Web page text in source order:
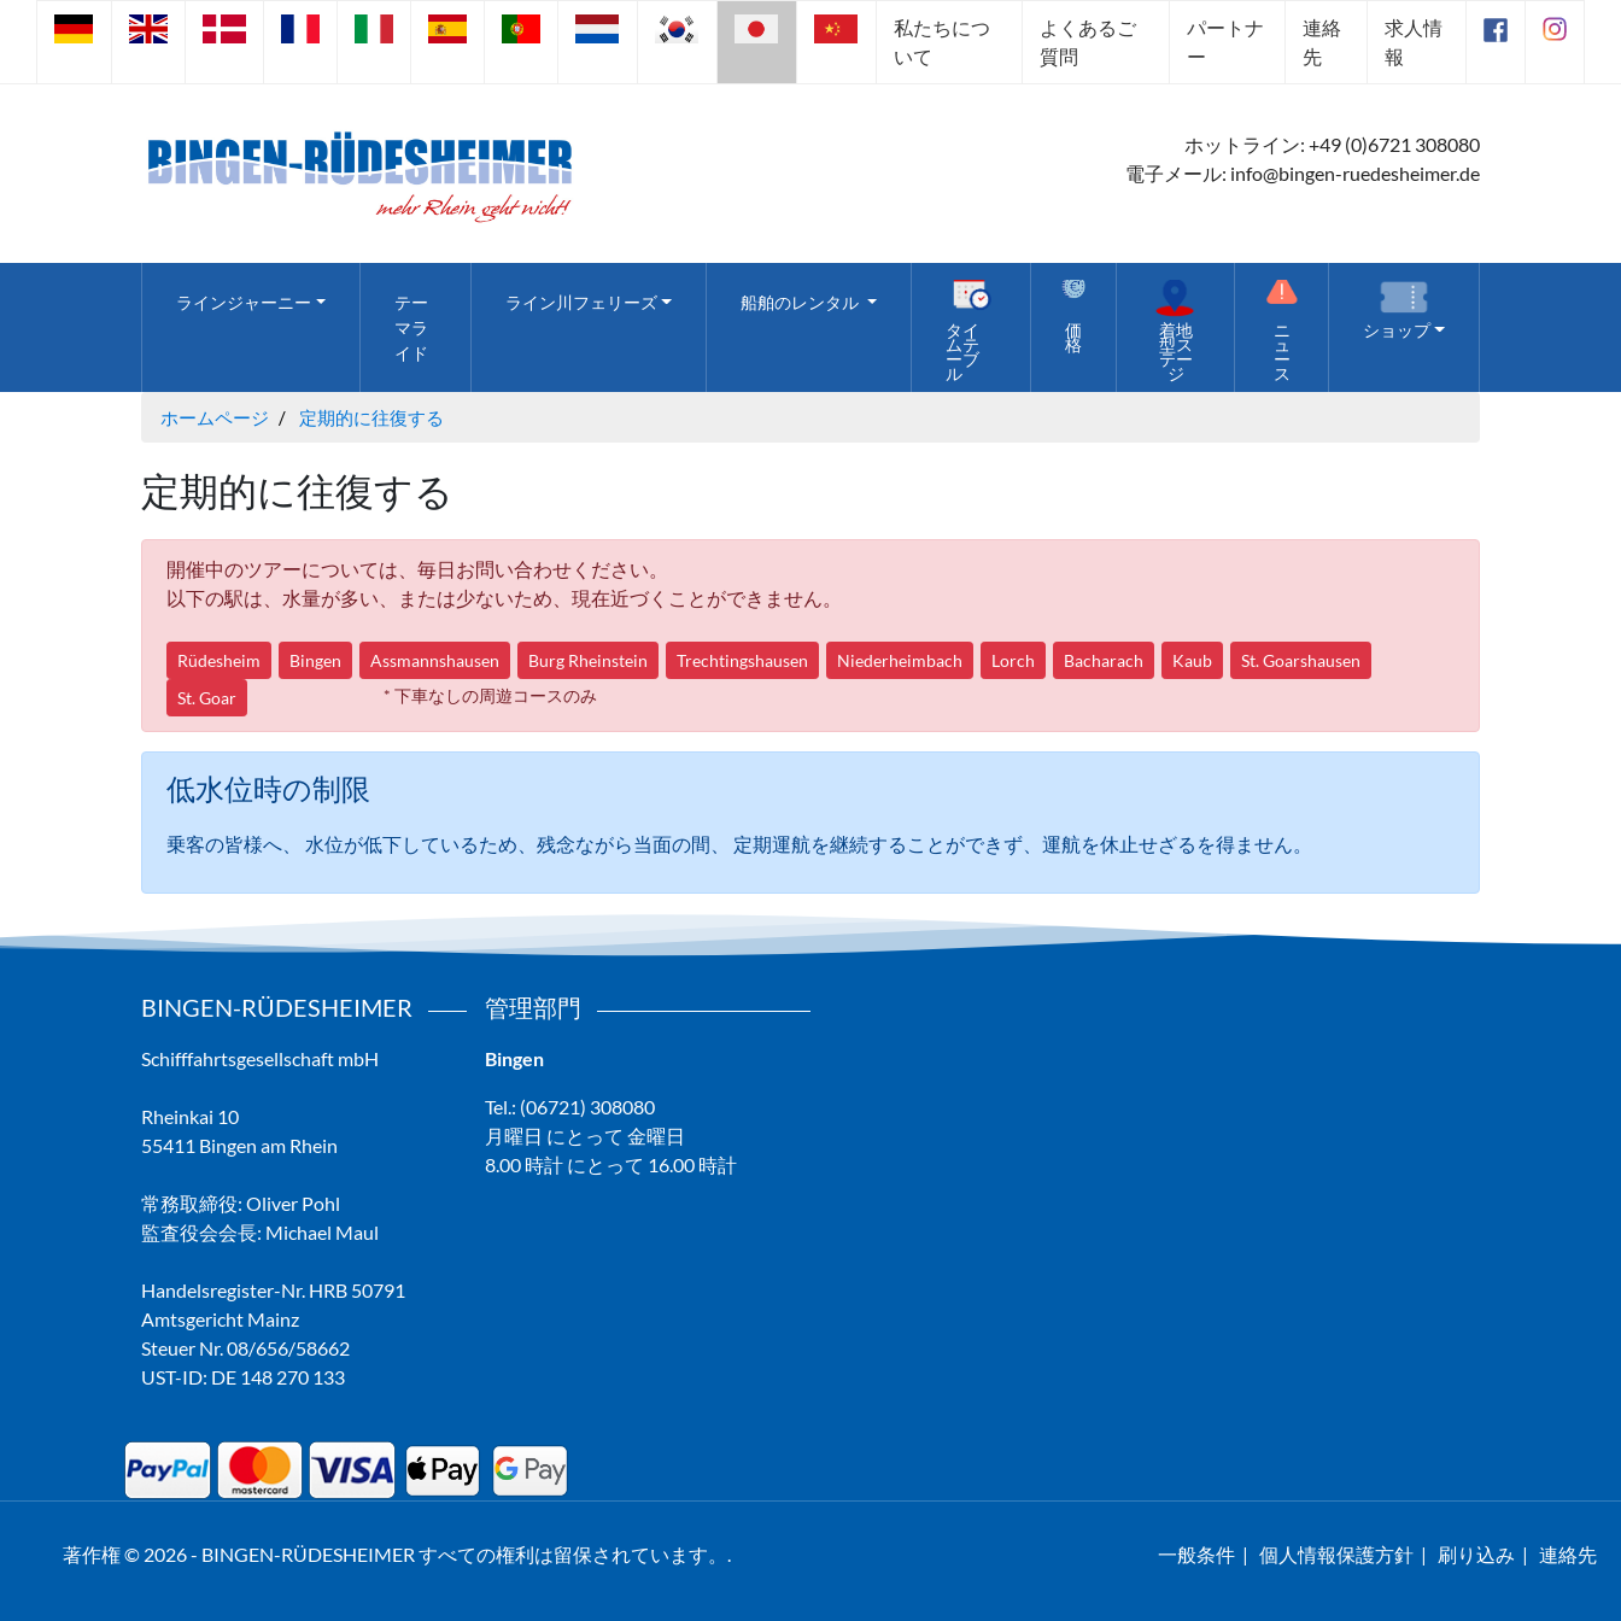
私たちにつ
いて
よくあるご
質問
パートナ
ー
連絡
先
求人情
報
ホットライン: +49 (0)6721 308080
電子メール: info@bingen-ruedesheimer.de
ラインジャーニー
テー
マラ
イド
ライン川フェリーズ
船舶のレンタル
タイ
ムテ
ーブ
ル
価
格
着地
型ス
テー
ジ
ニ
ュ
ー
ス
ショップ
ホームページ 定期的に往復する
定期的に往復する
開催中のツアーについては、毎日お問い合わせください。
以下の駅は、水量が多い、または少ないため、現在近づくことができません。
Rüdesheim Bingen Assmannshausen Burg Rheinstein Trechtingshausen Niederheimbach Lorch Bacharach Kaub
St. Goarshausen
St. Goar
* 下車なしの周遊コースのみ
低水位時の制限
乗客の皆様へ、 水位が低下しているため、残念ながら当面の間、 定期運航を継続することができず、運航を休止せざるを得ません。
BINGEN-RÜDESHEIMER
Schifffahrtsgesellschaft mbH
Rheinkai 10
55411 Bingen am Rhein
常務取締役: Oliver Pohl
監査役会会長: Michael Maul
Handelsregister-Nr. HRB 50791
Amtsgericht Mainz
Steuer Nr. 08/656/58662
UST-ID: DE 148 270 133
管理部門
Bingen
Tel.: (06721) 308080
月曜日 にとって 金曜日
8.00 時計 にとって 16.00 時計
著作権 © 2026 - BINGEN-RÜDESHEIMER すべての権利は留保されています。. 一般条件 | 個人情報保護方針 | 刷り込み | 連絡先